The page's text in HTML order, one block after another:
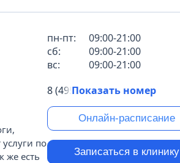
по
же есть
пн-пт:
09:00-21:00
сб:
09:00-21:00
вс:
09:00-21:00
8 (495) 431-69-47
Показать номер
Онлайн-расписание
Записаться в клинику